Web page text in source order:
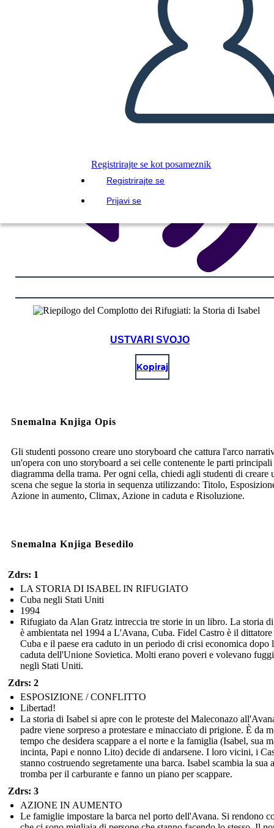
Registrirajte se kot posameznik
Registrirajte se
Prijavi se
PREDVAJANJE DIAPROJEKCIJE
PREBERI MI
USTVARI SVOJO
Kopiraj
Snemalna Knjiga Opis
Gli studenti possono creare uno storyboard che cattura l'arco
un'opera con uno storyboard a sei celle contenente le parti
diagramma della trama. Per ogni cella, chiedi agli studenti di creare
scena che segue la storia in sequenza utilizzando: Titolo,
Azione in aumento, Climax, Azione in caduta e Risoluzione.
Snemalna Knjiga Besedilo
Zdrs: 1
LA STORIA DI ISABEL IN RIFUGIATO
Cuba negli Stati Uniti
1994
Rifugiato da Alan Gratz intreccia tre storie in un libro. La storia
è ambientata nel 1994 a L'Avana, Cuba. Fidel Castro è il
Cuba e il paese era caduto in un periodo di crisi economica dopo
caduta dell'Unione Sovietica. Molti erano poveri e volevano
negli Stati Uniti.
Zdrs: 2
ESPOSIZIONE / CONFLITTO
Libertad!
La storia di Isabel si apre con le proteste del Maleconazo
padre viene sorpreso a protestare e minacciato di prigione. È da
tempo che desidera scappare a el norte e la famiglia (Isabel, sua
incinta, Papi e nonno Lito) decide di andarsene. I loro vicini, i
stanno costruendo segretamente una barca. Isabel scambia la sua
tromba per il carburante e fanno un piano per scappare.
Zdrs: 3
AZIONE IN AUMENTO
Le famiglie impostare la barca nel porto dell'Avana. Si rendono